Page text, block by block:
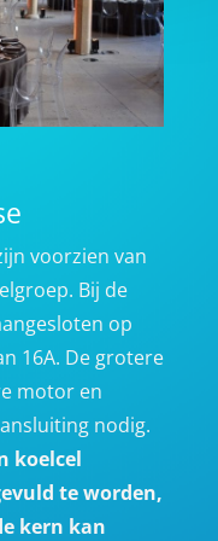
voorzien van
Bij de
op
16A. De grotere
motor en
nodig.
koelcel
te worden,
kern kan